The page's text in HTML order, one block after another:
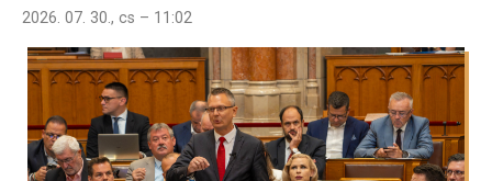
2026. 07. 30., cs – 11:02